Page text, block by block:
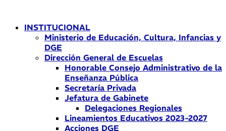
contenidoINSTITUCIONAL
Ministerio de Educación, Cultura, Infancias y
DGE
Dirección General de Escuelas
Honorable Consejo Administrativo de la
Enseñanza Pública
Secretaría Privada
Jefatura de Gabinete
Delegaciones Regionales
Lineamientos Educativos 2023-2027
Acciones DGE